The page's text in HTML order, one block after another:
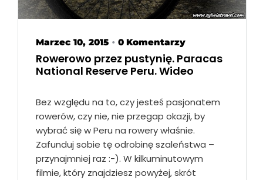
Marzec 10, 2015 • 0 Komentarzy
Rowerowo przez pustynię. Paracas
National Reserve Peru. Wideo
Bez względu na to, czy jesteś pasjonatem
rowerów, czy nie, nie przegap okazji, by
wybrać się w Peru na rowery właśnie.
Zafunduj sobie tę odrobinę szaleństwa –
przynajmniej raz :-). W kilkuminutowym
filmie, który znajdziesz powyżej, skrót